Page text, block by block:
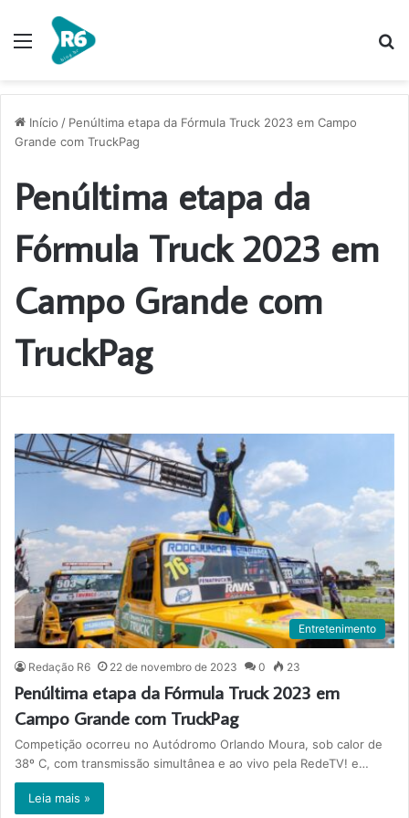
Menu
Início / Penúltima etapa da Fórmula Truck 2023 em Campo
Grande com TruckPag
Penúltima etapa da
Fórmula Truck 2023 em
Campo Grande com
TruckPag
Entretenimento
Redação R6 22 de novembro de 2023 0 23
Penúltima etapa da Fórmula Truck 2023 em
Campo Grande com TruckPag
Competição ocorreu no Autódromo Orlando Moura, sob calor de
38º C, com transmissão simultânea e ao vivo pela RedeTV! e…
Leia mais »